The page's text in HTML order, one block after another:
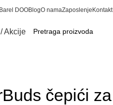
Barel DOOBlogO namaZaposlenje Kontakt
Akcije
čepići za